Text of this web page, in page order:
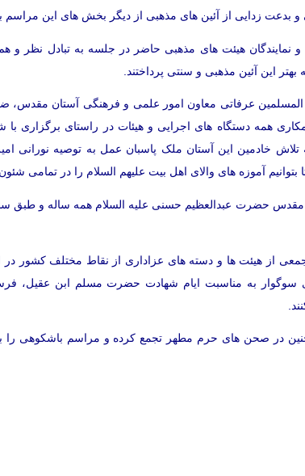
و بدعت زدایی از آئین های مذهبی از دیگر بخش های این مراسم
و نمايندگان هيئت‌ های مذهبی حاضر در جلسه به تبادل نظر
این آئین مذهبی و سنتی پرداختند.
المسلمین عرفاتی معاون امور علمی و فرهنگی آستان مقدس،
همه دستگاه های اجرایی و هیئات در راستای برگزاری با
خادمین این آستان ملک پاسبان عمل به توصیه نورانی
بتوانیم آموزه های والای اهل بیت علیهم السلام را در تمامی
حضرت عبدالعظيم حسنی عليه السلام همه ساله و طبق
جمعی از هيئت ها و دسته های عزاداری از نقاط مختلف كشور
به مناسبت ايام شهادت حضرت مسلم ابن عقيل،
در صحن های حرم مطهر تجمع كرده و مراسم باشكوهی را به